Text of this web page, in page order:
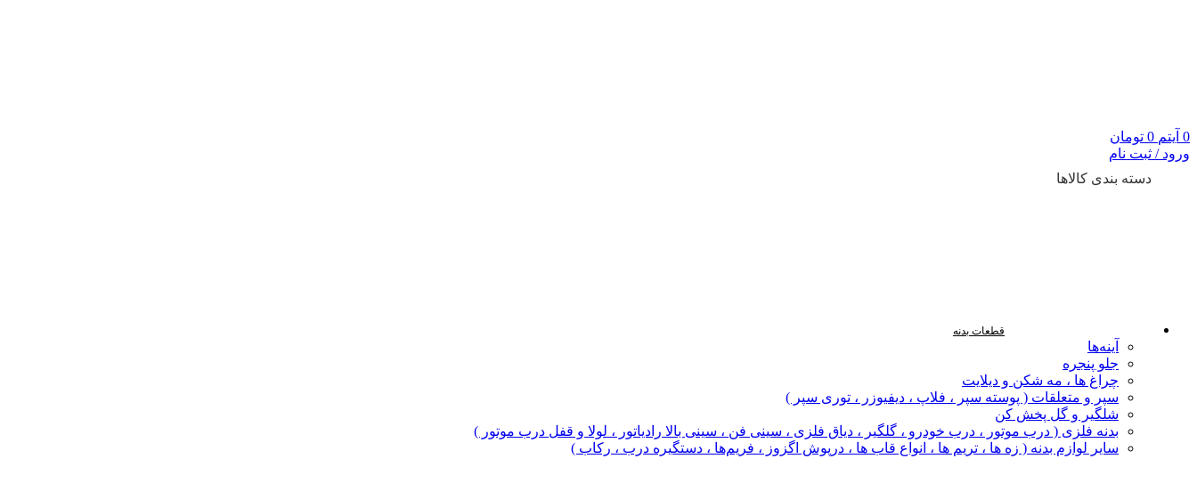
0 آیتم 0 تومان
ورود / ثبت نام
دسته بندی کالاها
قطعات بدنه
آینه‌ها
جلو پنجره
چراغ‌ ها ، مه‌ شکن و دیلایت
سپر و متعلقات ( پوسته سپر ، فلاپ ، دیفیوزر ، توری سپر )
شلگیر و گل‌ پخش‌ کن
بدنه فلزی ( درب موتور ، درب خودرو ، گلگیر ، دیاق فلزی ، سینی فن ، سینی بالا رادیاتور ، لولا و قفل درب موتور )
سایر لوازم بدنه ( زه ها ، تریم ها ، انواع قاب ها ، درپوش اگزوز ، فریم‌ها ، دستگیره درب ، رکاب )